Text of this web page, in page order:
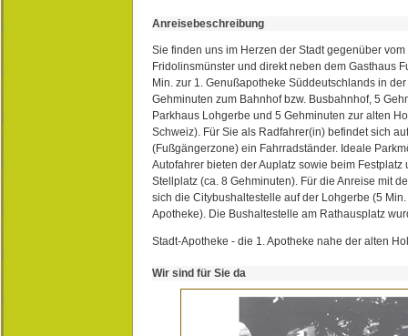
Anreisebeschreibung
Sie finden uns im Herzen der Stadt gegenüber
Fridolinsmünster und direkt neben dem Gasthaus
Min. zur 1. Genußapotheke Süddeutschlands in
Gehminuten zum Bahnhof bzw. Busbahnhof, 5
Parkhaus Lohgerbe und 5 Gehminuten zur alten
Schweiz). Für Sie als Radfahrer(in) befindet sich
(Fußgängerzone) ein Fahrradständer. Ideale
Autofahrer bieten der Auplatz sowie beim Festplatz
Stellplatz (ca. 8 Gehminuten). Für die Anreise mit
sich die Citybushaltestelle auf der Lohgerbe (5
Apotheke). Die Bushaltestelle am Rathausplatz
Stadt-Apotheke - die 1. Apotheke nahe der alten
Wir sind für Sie da